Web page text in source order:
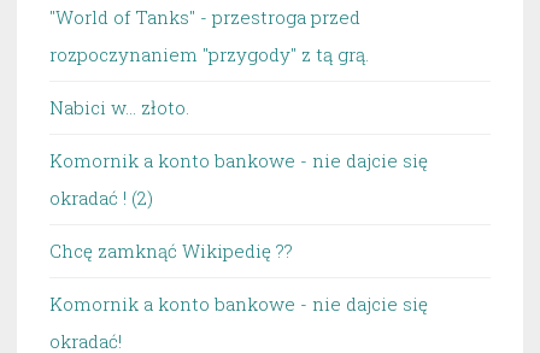
"World of Tanks" - przestroga przed
rozpoczynaniem "przygody" z tą grą.
Nabici w... złoto.
Komornik a konto bankowe - nie dajcie się
okradać ! (2)
Chcę zamknąć Wikipedię ??
Komornik a konto bankowe - nie dajcie się
okradać!